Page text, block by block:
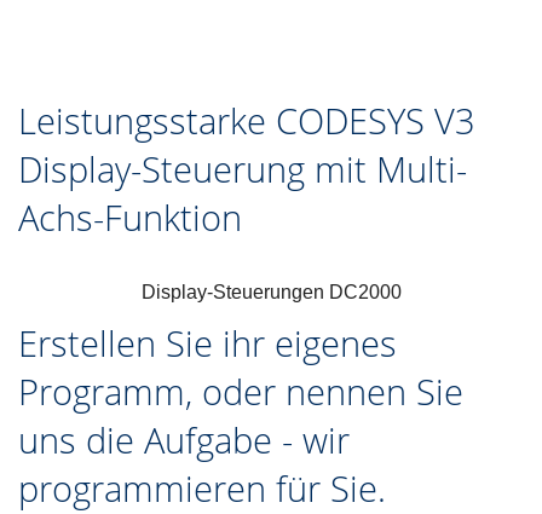
Leistungsstarke CODESYS V3
Display-Steuerung mit Multi-
Achs-Funktion
Display-Steuerungen DC2000
Erstellen Sie ihr eigenes
Programm, oder nennen Sie
uns die Aufgabe - wir
programmieren für Sie.